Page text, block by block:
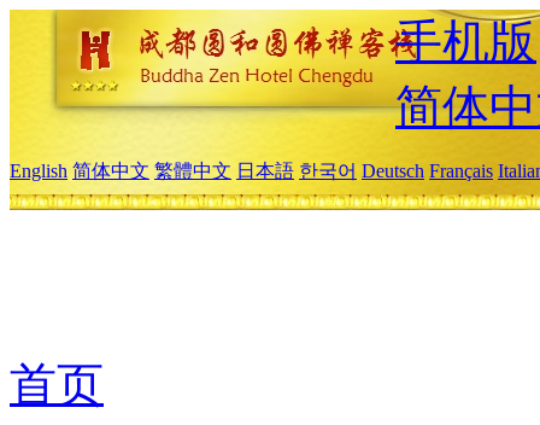
手机版
简体
English 简体中文 繁體中文 日本語 한국어 Deutsch Français
首页